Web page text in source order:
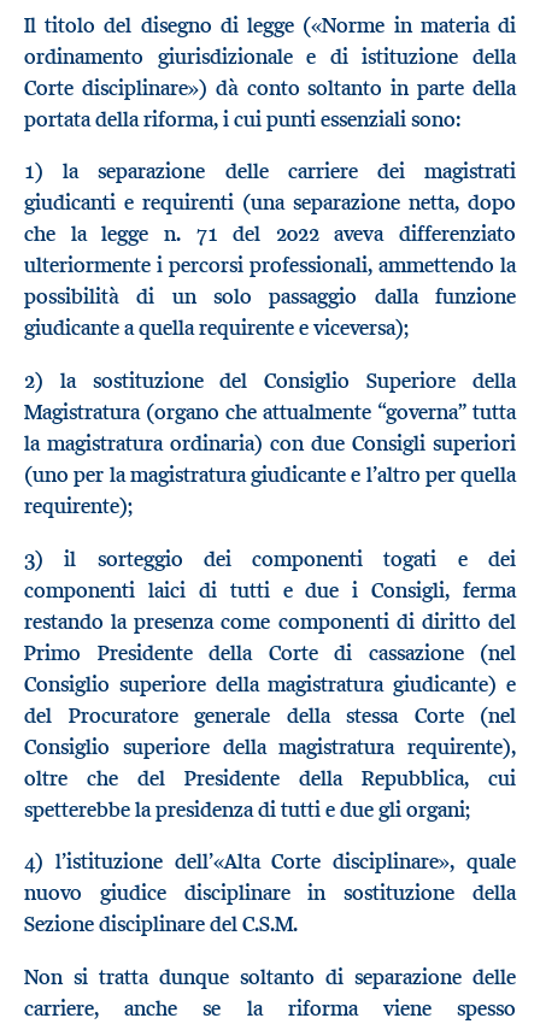
Il titolo del disegno di legge («Norme in materia di
ordinamento giurisdizionale e di istituzione della
Corte disciplinare») dà conto soltanto in parte della
portata della riforma, i cui punti essenziali sono:
1) la separazione delle carriere dei magistrati
giudicanti e requirenti (una separazione netta, dopo
che la legge n. 71 del 2022 aveva differenziato
ulteriormente i percorsi professionali, ammettendo la
possibilità di un solo passaggio dalla funzione
giudicante a quella requirente e viceversa);
2) la sostituzione del Consiglio Superiore della
Magistratura (organo che attualmente “governa” tutta
la magistratura ordinaria) con due Consigli superiori
(uno per la magistratura giudicante e l’altro per quella
requirente);
3) il sorteggio dei componenti togati e dei
componenti laici di tutti e due i Consigli, ferma
restando la presenza come componenti di diritto del
Primo Presidente della Corte di cassazione (nel
Consiglio superiore della magistratura giudicante) e
del Procuratore generale della stessa Corte (nel
Consiglio superiore della magistratura requirente),
oltre che del Presidente della Repubblica, cui
spetterebbe la presidenza di tutti e due gli organi;
4) l’istituzione dell’«Alta Corte disciplinare», quale
nuovo giudice disciplinare in sostituzione della
Sezione disciplinare del C.S.M.
Non si tratta dunque soltanto di separazione delle
carriere, anche se la riforma viene spesso